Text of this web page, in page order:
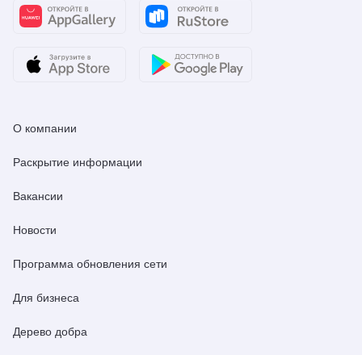
О компании
Раскрытие информации
Вакансии
Новости
Программа обновления сети
Для бизнеса
Дерево добра